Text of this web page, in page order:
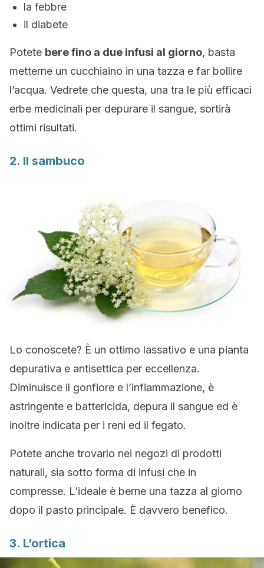
la febbre
il diabete
Potete bere fino a due infusi al giorno, basta
metterne un cucchiaino in una tazza e far bollire
l’acqua. Vedrete che questa, una tra le più efficaci
erbe medicinali per depurare il sangue, sortirà
ottimi risultati.
2. Il sambuco
Lo conoscete? È un ottimo lassativo e una pianta
depurativa e antisettica per eccellenza.
Diminuisce il gonfiore e l’infiammazione, è
astringente e battericida, depura il sangue ed è
inoltre indicata per i reni ed il fegato.
Potete anche trovarlo nei negozi di prodotti
naturali, sia sotto forma di infusi che in
compresse. L’ideale è berne una tazza al giorno
dopo il pasto principale. È davvero benefico.
3. L’ortica